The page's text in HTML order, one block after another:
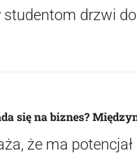
drzwi
się na biznes?
że ma